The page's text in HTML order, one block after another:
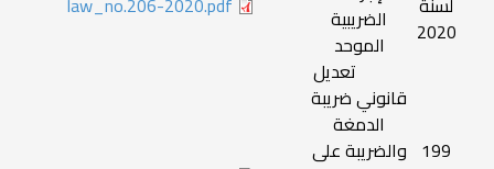
2020
الضريبية
الموحد
199
تعديل
قانوني ضريبة
الدمغة
والضريبة على